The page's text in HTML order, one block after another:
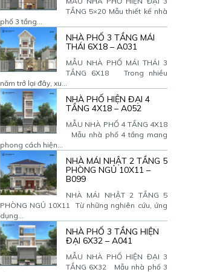
TẦNG 5×20 Mẫu thiết kế nhà
phố 3 tầng...
NHÀ PHỐ 3 TẦNG MÁI
THÁI 6X18 – A031
MẪU NHÀ PHỐ MÁI THÁI 3
TẦNG 6X18 Trong nhiều
năm trở lại đây, xu...
NHÀ PHỐ HIỆN ĐẠI 4
TẦNG 4X18 – A052
MẪU NHÀ PHỐ 4 TẦNG 4X18
Mẫu nhà phố 4 tầng mang
phong cách hiện...
NHÀ MÁI NHẬT 2 TẦNG 5
PHÒNG NGỦ 10X11 –
B099
NHÀ MÁI NHẬT 2 TẦNG 5
PHÒNG NGỦ 10X11 Từ những nghiên cứu, ứng
dụng...
NHÀ PHỐ 3 TẦNG HIỆN
ĐẠI 6X32 – A041
MẪU NHÀ PHỐ HIỆN ĐẠI 3
TẦNG 6X32 Mẫu nhà phố 3